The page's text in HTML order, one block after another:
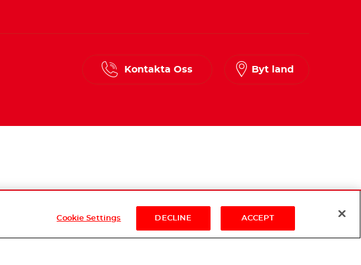
Kontakta Oss Byt land
Cookie Settings DECLINE ACCEPT